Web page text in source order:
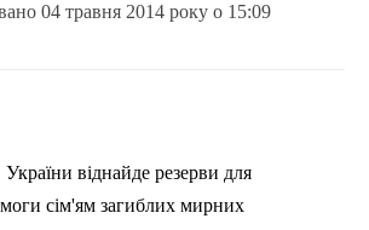
04 травня 2014 року о 15:09
сім'ям загиблих мирних